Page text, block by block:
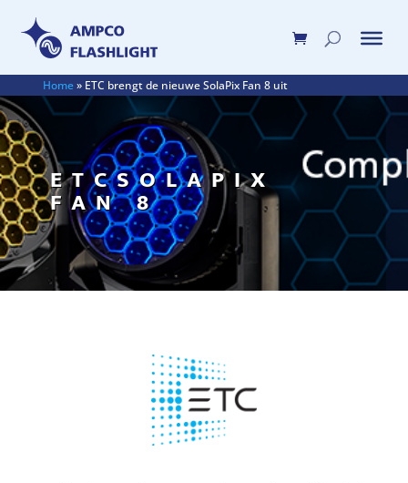
Home» ETC brengt de nieuwe SolaPix Fan 8 uit
ETCSOLAPIX
FAN 8